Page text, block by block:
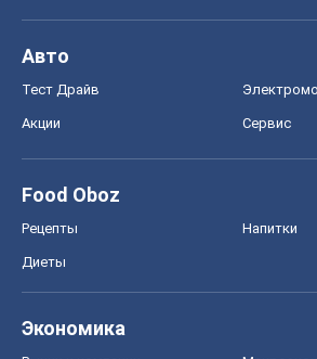
Авто
Тест Драйв
Акции Сервис
Food Oboz
Рецепты Напитки
Диеты
Экономика